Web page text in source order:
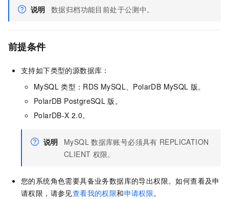
说明 数据归档功能目前处于公测中。
前提条件
支持如下类型的源数据库：
MySQL 类型： RDS MySQL、 PolarDB MySQL 版。
PolarDB PostgreSQL 版。
PolarDB-X 2.0。
说明 MySQL 数据库账号必须具有 REPLICATION
CLIENT 权限。
您的系统角色需要具备业务数据库的导出权限。如何查看及申
请权限，请参见查看我的权限和申请权限。